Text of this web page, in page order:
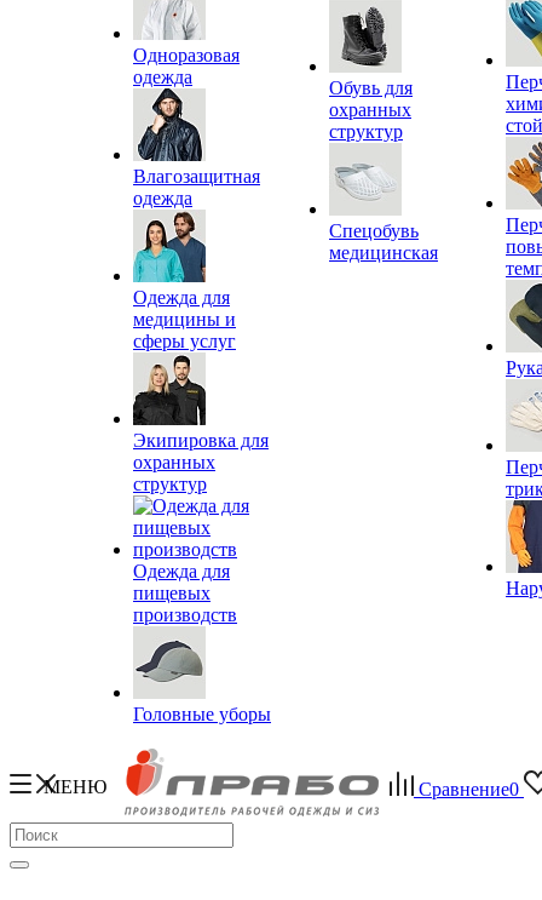
Одноразовая
одежда
Влагозащитная
одежда
Одежда для
медицины и
сферы услуг
Экипировка для
охранных
структур
Одежда для
пищевых
производств
Головные уборы
Обувь для
охранных
структур
Спецобувь
медицинская
МЕНЮ Сравнение0